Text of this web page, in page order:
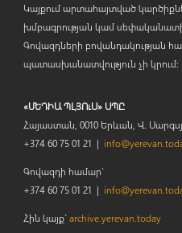
Կայքում արտահայտված
խմբագրության կամ
Գովազդների բովանդակության
պատասխանատվություն չի կրում:
«ՄԵԴԻԱ ՊԼՅՈւՍ» ՍՊԸ
Հայաստան, 0010 Երևան, Վ.
+374 60 75 01 21 |
Գովազդի համար`
+374 60 75 01 21 |
Հին կայք`archive.yerevan.today